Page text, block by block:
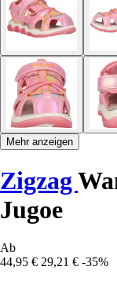
Mehr anzeigen
Zigzag
Jugoe
Ab
44,95 € 29,21 € -35%